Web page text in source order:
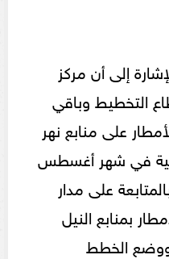
إلى أن مركز
التخطيط وباقي
على منابع نهر
في شهر أغسطس
على مدار
بمنابع النيل
ووضع الخطط